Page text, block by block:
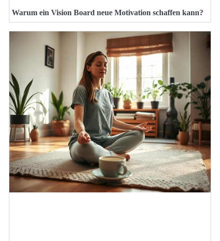
Warum ein Vision Board neue Motivation schaffen kann?